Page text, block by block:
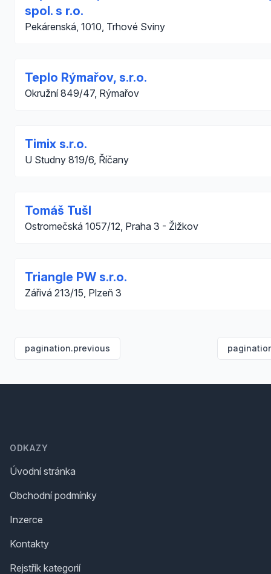
spol. s r.o.
Pekárenská, 1010, Trhové Sviny
Teplo Rýmařov, s.r.o.
Okružní 849/47, Rýmařov
Timix s.r.o.
U Studny 819/6, Říčany
Tomáš Tušl
Ostromečská 1057/12, Praha 3 - Žižkov
Triangle PW s.r.o.
Zářivá 213/15, Plzeň 3
pagination.previous
ODKAZY
Úvodní stránka
Obchodní podmínky
Inzerce
Kontakty
Rejstřík kategorií